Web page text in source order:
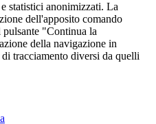
statistici anonimizzati. La
dell'apposito comando
"Continua la
della navigazione in
tracciamento diversi da quelli